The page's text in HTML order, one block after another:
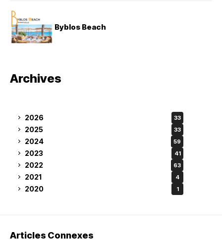
Byblos Beach
Archives
2026 33
2025 33
2024 59
2023 41
2022 63
2021 4
2020 1
Articles Connexes